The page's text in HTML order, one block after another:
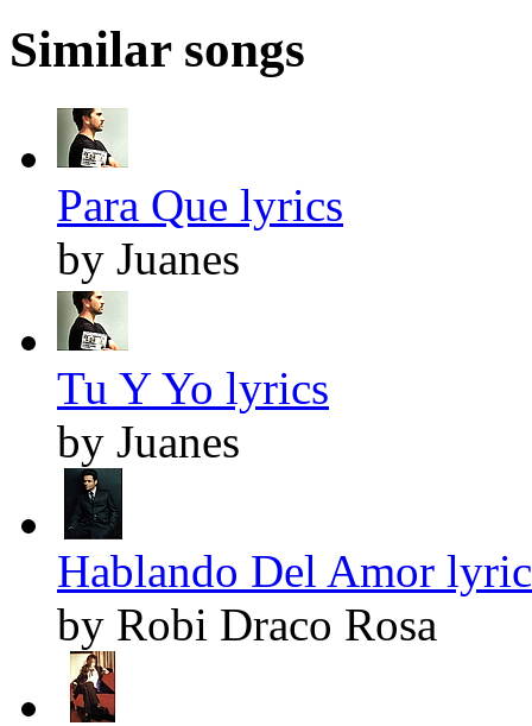
Similar songs
Para Que lyrics
by Juanes
Tu Y Yo lyrics
by Juanes
Hablando Del Amor
by Robi Draco Rosa